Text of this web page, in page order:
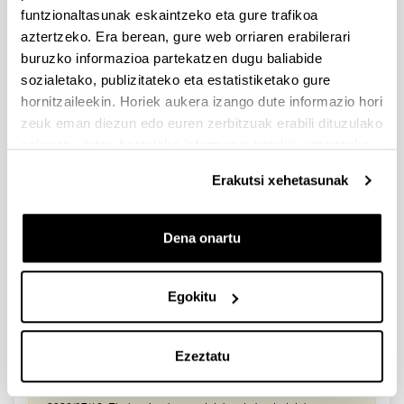
funtzionaltasunak eskaintzeko eta gure trafikoa
aztertzeko. Era berean, gure web orriaren erabilerari
buruzko informazioa partekatzen dugu baliabide
sozialetako, publizitateko eta estatistiketako gure
hornitzaileekin. Horiek aukera izango dute informazio hori
zeuk eman diezun edo euren zerbitzuak erabili dituzulako
Erakutsi xehetasunak
Dena onartu
Egokitu
Ezeztatu
2026/03/25. Onartutako eta baztertutako eskabideen behin-
behineko zerrendako akatsen zuzenketa - 2026/03/23-
Onartuak izan diren eta akatsen bat zuzendu behar duten
eskaeren behin-behineko zerrenda. Alegazioak aurkezteko
epea: 2026/03/24tik 2026/04/09rarte. (biak barne)
Zientzia, Teknologia eta Berrikuntza arloetako kultura
sustatzeko laguntzen deialdia (FECYT) 2026
Aurkezteko epea zabalik: 2026/07/01 - 2026/09/16 13:00
Dokumentazioa bidaltzeko barne-epea: bakarkako
2026/09/11
PROGRAMME 2027
IKERTZAILE DOKTOREAK UPV/EHUn KONTRATATZEKO
DEIALDIA (2026)
Izapide irekia (Eskaerak aurkezteko epea: 2026/06/03 - 2026/06/25
23:59)